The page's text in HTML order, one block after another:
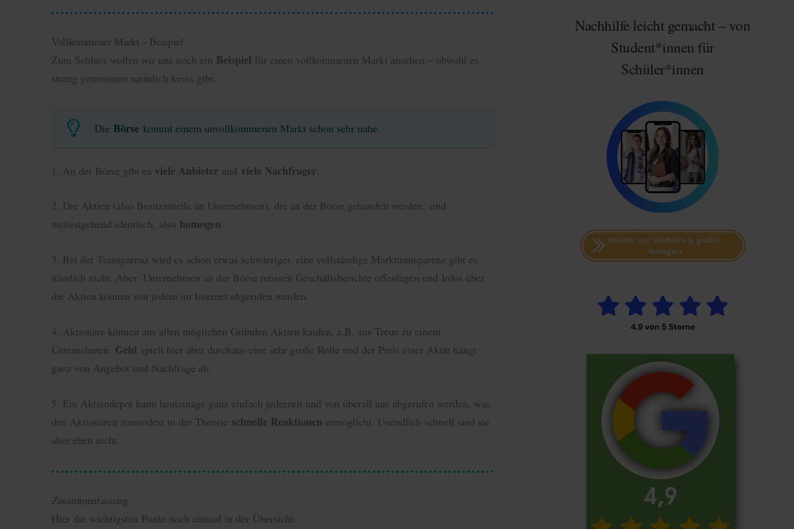
Vollkommener Markt – Beispiel
Zum Schluss wollen wir uns noch ein Beispiel für einen vollkommenen Markt ansehen – obwohl es
streng genommen natürlich keins gibt.
Die Börse kommt einem unvollkommenen Markt schon sehr nahe.
1. An der Börse gibt es viele Anbieter und viele Nachfrager.
2. Die Aktien (also Besitzanteile an Unternehmen), die an der Börse gehandelt werden, sind
weitestgehend identisch, also homogen.
3. Bei der Transparenz wird es schon etwas schwieriger, eine vollständige Markttransparenz gibt es
nämlich nicht. Aber: Unternehmen an der Börse müssen Geschäftsberichte offenlegen und Infos über
die Aktien können von jedem im Internet abgerufen werden.
4. Aktionäre können aus allen möglichen Gründen Aktien kaufen, z.B. aus Treue zu einem
Unternehmen. Geld spielt hier aber durchaus eine sehr große Rolle und der Preis einer Aktie hängt
ganz von Angebot und Nachfrage ab.
5. Ein Aktiendepot kann heutzutage ganz einfach jederzeit und von überall aus abgerufen werden, was
den Aktionären zumindest in der Theorie schnelle Reaktionen ermöglicht. Unendlich schnell sind sie
aber eben nicht.
Zusammenfassung
Hier die wichtigsten Punkt noch einmal in der Übersicht:
Nachhilfe leicht gemacht – von
Student*innen für
Schüler*innen